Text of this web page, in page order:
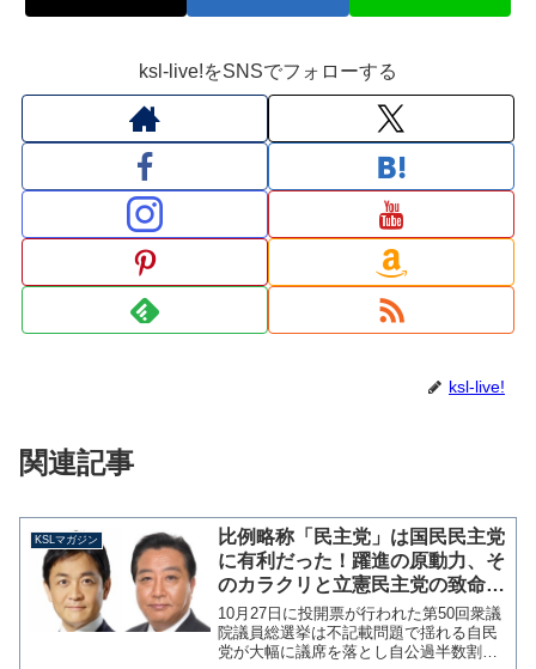
ksl-live!をSNSでフォローする
ksl-live!
関連記事
KSLマガジン
比例略称「民主党」は国民民主党
に有利だった！躍進の原動力、そ
のカラクリと立憲民主党の致命的
な戦略ミス【マガジン235号】
10月27日に投開票が行われた第50回衆議
院議員総選挙は不記載問題で揺れる自民
党が大幅に議席を落とし自公過半数割